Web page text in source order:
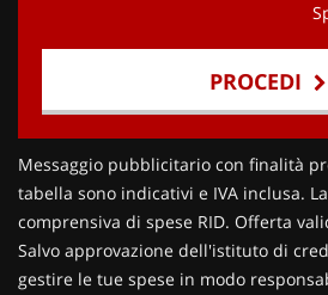
PROCEDI
Contattaci
Messaggio pubblicitario con finalità
tabella sono indicativi e IVA inclusa.
comprensiva di spese RID. Offerta
Salvo approvazione dell'istituto di
gestire le tue spese in modo